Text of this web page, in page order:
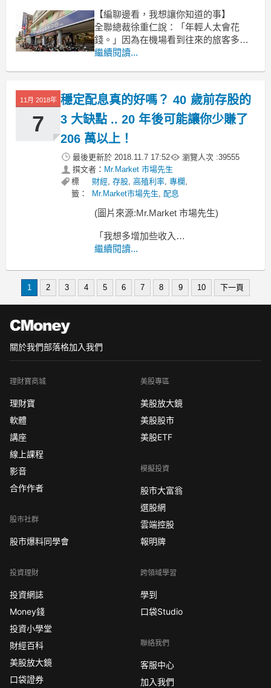
【編聊邊看，我想讓你知道的事】
全聯總裁徐重仁說：「年輕人太會花
錢。」因為在機場看到往來的旅客多是
年輕人，於是他便認為年輕人應該要多
也不需要害怕花錢！可以考慮給自己一
個新挑戰：「今年如何很有意義地花掉
10 萬元？」
繼續閱讀...
11月 2018年
7
穩定配息真的好嗎？ 40 歲前存股的
3 大缺點 .. 20 年後可能讓你少賺了
206 萬以上！
最後更新於 2018.11.7 17:52 瀏覽人次 :39555
撰文者： Mr.Market 市場先生
標
籤：
財經,存股,高殖利率,專欄 ,
Mr.Market市場先生,配息
(圖片來源:Mr.Market 市場先生)
「我想多增加些收入
把錢都放到 ...
上週市場先生和一位朋友聊天，
繼續閱讀...
1 2 3 4 5 6 7 8 9 10 下一頁
關於我們部落格加入我們
理財寶商城
理財寶
軟體
講座
線上課程
影音
合作作者
股市社群
股市爆料同學會
投資理財
投資網誌
Money錢
投資小學堂
財經百科
美股放大鏡
口袋證券
美股專區
美股放大鏡
美股股市
美股ETF
模擬投資
股市大富翁
選股網
雲端控股
報明牌
跨領域學習
學到
口袋Studio
聯絡我們
客服中心
加入我們